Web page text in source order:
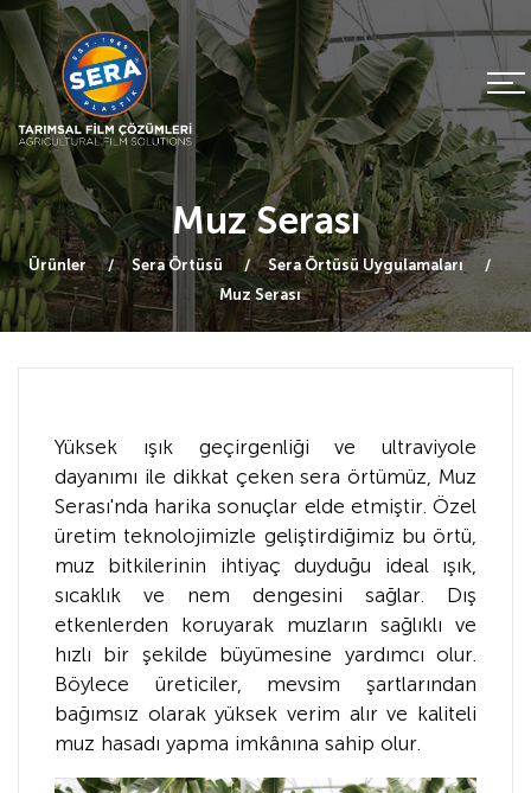
Muz Serası
Ürünler Sera Örtüsü
Sera Örtüsü Uygulamaları
Muz Serası
Yüksek ışık geçirgenliği ve ultraviyole
dayanımı ile dikkat çeken sera örtümüz, Muz
Serası'nda harika sonuçlar elde etmiştir. Özel
üretim teknolojimizle geliştirdiğimiz bu örtü,
muz bitkilerinin ihtiyaç duyduğu ideal ışık,
sıcaklık ve nem dengesini sağlar. Dış
etkenlerden koruyarak muzların sağlıklı ve
hızlı bir şekilde büyümesine yardımcı olur.
Böylece üreticiler, mevsim şartlarından
bağımsız olarak yüksek verim alır ve kaliteli
muz hasadı yapma imkânına sahip olur.